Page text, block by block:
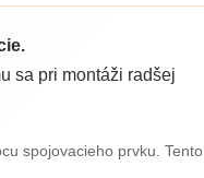
sa pri montáži radšej
spojovacieho prvku. Tento